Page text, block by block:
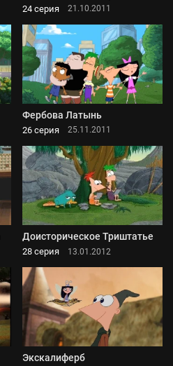
24 серия 21.10.2011
Фербова Латынь
26 серия 25.11.2011
Доисторическое Триштатье
28 серия 13.01.2012
Экскалиферб